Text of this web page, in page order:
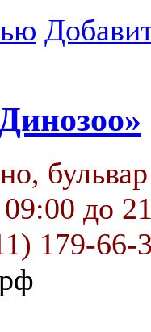
до
179-66-